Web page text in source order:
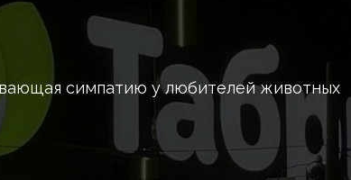
симпатию у любителей животных